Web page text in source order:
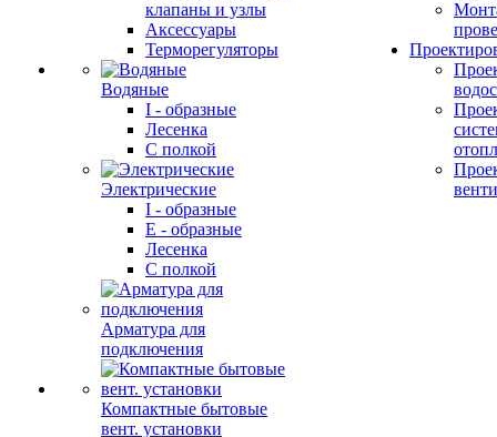
клапаны и узлы
Аксессуары
Терморегуляторы
Водяные
I - образные
Лесенка
С полкой
Электрические
I - образные
E - образные
Лесенка
С полкой
Арматура для
подключения
Компактные бытовые
вент. установки